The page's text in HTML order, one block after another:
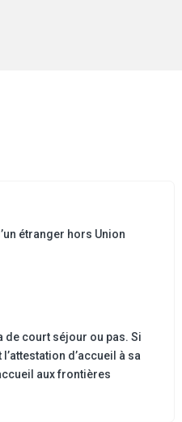
étranger hors Union
de court séjour ou pas. Si
d’accueil à sa
aux frontières